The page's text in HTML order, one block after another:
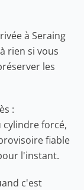
à Seraing
rien si vous
les
:
forcé,
fiable
l'instant.
c'est